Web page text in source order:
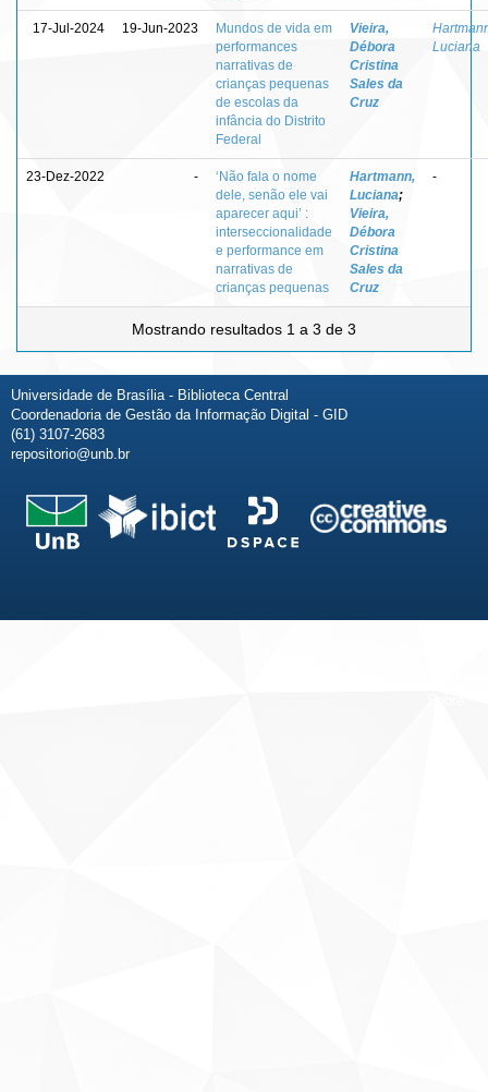
17-Jul-2024 19-Jun-2023
Mundos de vida em
performances
narrativas de
crianças pequenas
de escolas da
infância do Distrito
Federal
Vieira,
Débora
Cristina
Sales da
Cruz
Luciana
23-Dez-2022 -
‘Não fala o nome
dele, senão ele vai
aparecer aqui’ :
interseccionalidade
e performance em
narrativas de
crianças pequenas
Hartmann,
Luciana;
Vieira,
Débora
Cristina
Sales da
Cruz
-
Mostrando resultados 1 a 3 de 3
Universidade de Brasília - Biblioteca Central
Coordenadoria de Gestão da Informação Digital - GID
(61) 3107-2683
repositorio@unb.br